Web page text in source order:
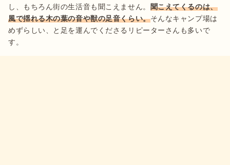
し、もちろん街の生活音も聞こえません。 聞こえてくるのは、
風で揺れる木の葉の音や獣の足音くらい。そんなキャンプ場は
めずらしい、と足を運んでくださるリピーターさんも多いで
す。